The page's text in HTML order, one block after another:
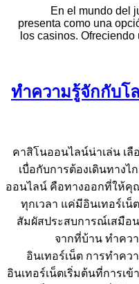
En el mundo del
presenta como una
los casinos.
ทำความรู้จักกับโ
คาสิโนออนไลน์น่าเล่น เลื
เบื่อกับการต้องเดินทาง
ออนไลน์ คือทางออกที่ให้คุ
ทุกเวลา แค่มีอินเทอร์เ
สัมผัสประสบการณ์เสมือ
จากที่บ้าน ทำคว
อินเทอร์เน็ต การทำค
อินเทอร์เน็ตเริ่มต้นที่การเ